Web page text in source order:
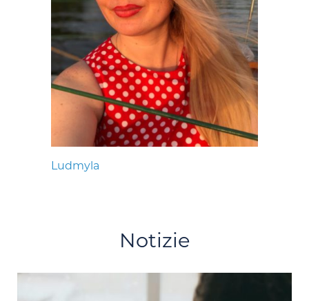
Ludmyla
Notizie